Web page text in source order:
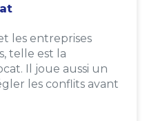
les entreprises
telle est la
Il joue aussi un
les conflits avant